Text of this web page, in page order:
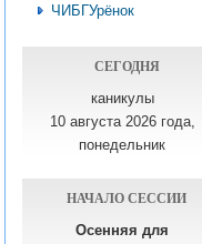
ЧИБГУрёнок
СЕГОДНЯ
каникулы
10 августа 2026 года,
понедельник
НАЧАЛО СЕССИИ
Осенняя для